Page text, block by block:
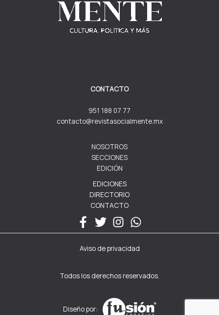
CONTACTO
951 188 07 77
contacto@revistasocialmente.mx
NOSOTROS
SECCIONES
EDICIÓN
EDICIONES
DIRECTORIO
CONTACTO
Aviso de privacidad
Todos los derechos reservados.
Diseño por: